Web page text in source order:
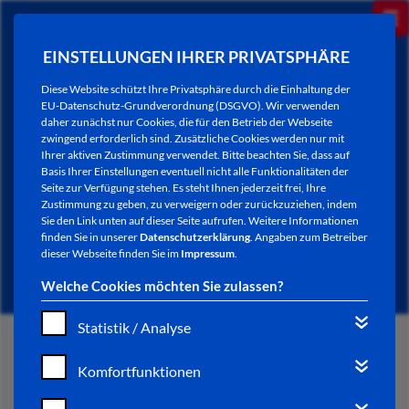
EINSTELLUNGEN IHRER PRIVATSPHÄRE
Diese Website schützt Ihre Privatsphäre durch die Einhaltung der
EU-Datenschutz-Grundverordnung (DSGVO). Wir verwenden
daher zunächst nur Cookies, die für den Betrieb der Webseite
zwingend erforderlich sind. Zusätzliche Cookies werden nur mit
Ihrer aktiven Zustimmung verwendet. Bitte beachten Sie, dass auf
Basis Ihrer Einstellungen eventuell nicht alle Funktionalitäten der
Seite zur Verfügung stehen. Es steht Ihnen jederzeit frei, Ihre
Zustimmung zu geben, zu verweigern oder zurückzuziehen, indem
Sie den Link unten auf dieser Seite aufrufen. Weitere Informationen
finden Sie in unsererDatenschutzerklärung. Angaben zum Betreiber
dieser Webseite finden Sie im Impressum.
Welche Cookies möchten Sie zulassen?
Statistik / Analyse
Komfortfunktionen
NEWSLETTER / CITY LETTER
START